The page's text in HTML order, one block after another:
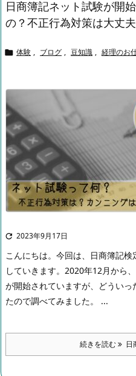
日商簿記ネット試験が開
の？不正行為対策は大丈夫
 体験 , ブログ , 豆知識 , 経理のお
 2023年9月17日
こんにちは。 今回は、日商簿記検
していきます。 2020年12月から
が開始されていますが、どうい
たので調べてみました。 ...
続きを読む 日